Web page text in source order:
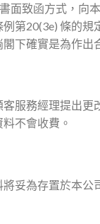
面致函方式，向
第20(3e) 條的
下確實是為作出
服務經理提出
不會收費。
妥為存置於本